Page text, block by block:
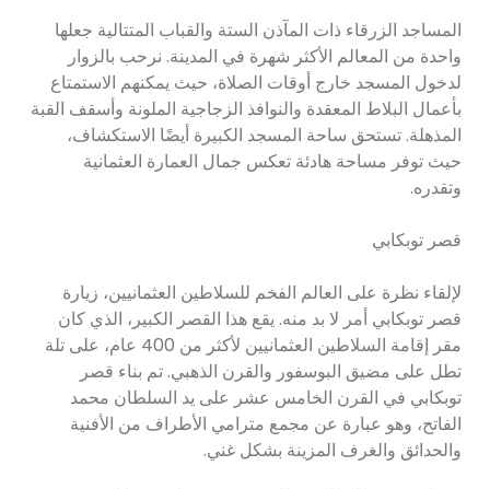
المساجد الزرقاء ذات المآذن الستة والقباب المتتالية جعلها
واحدة من المعالم الأكثر شهرة في المدينة. نرحب بالزوار
لدخول المسجد خارج أوقات الصلاة، حيث يمكنهم الاستمتاع
بأعمال البلاط المعقدة والنوافذ الزجاجية الملونة وأسقف القبة
المذهلة. تستحق ساحة المسجد الكبيرة أيضًا الاستكشاف،
حيث توفر مساحة هادئة تعكس جمال العمارة العثمانية
وتقدره.
قصر توبكابي
لإلقاء نظرة على العالم الفخم للسلاطين العثمانيين، زيارة
قصر توبكابي أمر لا بد منه. يقع هذا القصر الكبير، الذي كان
مقر إقامة السلاطين العثمانيين لأكثر من 400 عام، على تلة
تطل على مضيق البوسفور والقرن الذهبي. تم بناء قصر
توبكابي في القرن الخامس عشر على يد السلطان محمد
الفاتح، وهو عبارة عن مجمع مترامي الأطراف من الأفنية
والحدائق والغرف المزينة بشكل غني.